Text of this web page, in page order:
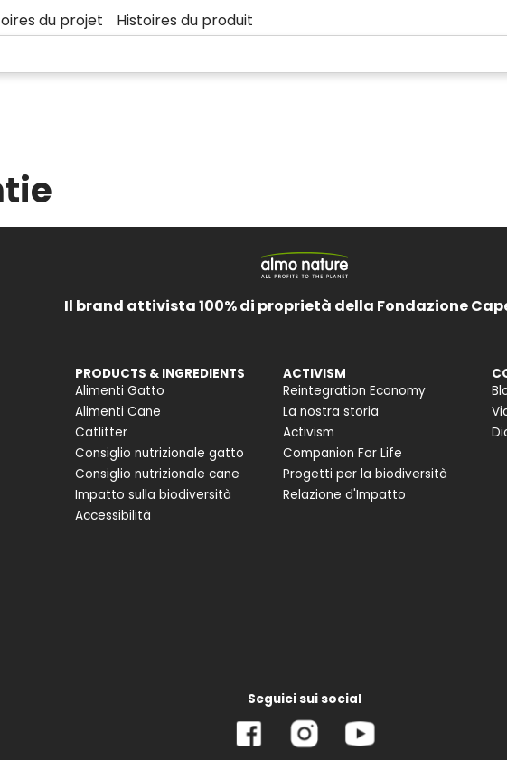
du projet Histoires du produit
Il brand attivista 100% di proprietà della Fondazione
PRODUCTS & INGREDIENTS
Alimenti Gatto
Alimenti Cane
Catlitter
Consiglio nutrizionale gatto
Consiglio nutrizionale cane
Impatto sulla biodiversità
Accessibilità
ACTIVISM
Reintegration Economy
La nostra storia
Activism
Companion For Life
Progetti per la biodiversità
Relazione d'Impatto
Seguici sui social